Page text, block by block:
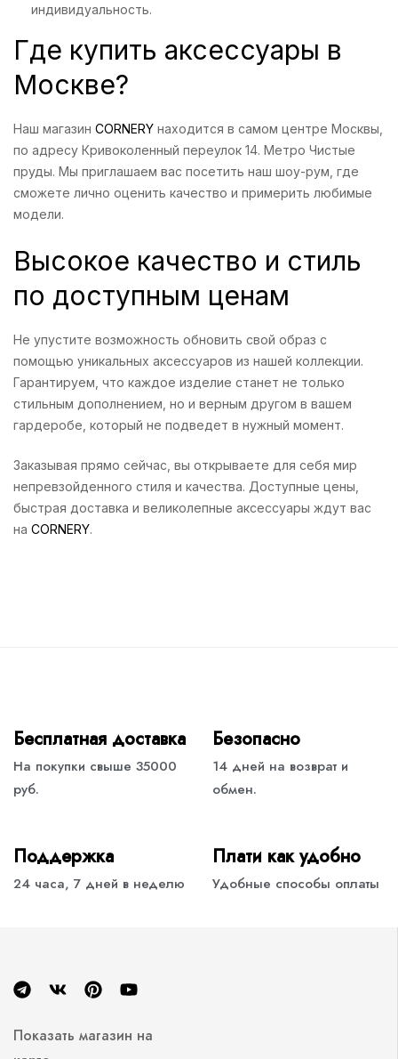
индивидуальность.
Где купить аксессуары в
Москве?
Наш магазин CORNERY находится в самом центре Москвы,
по адресу Кривоколенный переулок 14. Метро Чистые
пруды. Мы приглашаем вас посетить наш шоу-рум, где
сможете лично оценить качество и примерить любимые
модели.
Высокое качество и стиль
по доступным ценам
Не упустите возможность обновить свой образ с
помощью уникальных аксессуаров из нашей коллекции.
Гарантируем, что каждое изделие станет не только
стильным дополнением, но и верным другом в вашем
гардеробе, который не подведет в нужный момент.
Заказывая прямо сейчас, вы открываете для себя мир
непревзойденного стиля и качества. Доступные цены,
быстрая доставка и великолепные аксессуары ждут вас
на CORNERY.
Бесплатная доставка
На покупки свыше 35000
руб.
Безопасно
14 дней на возврат и
обмен.
Поддержка
24 часа, 7 дней в неделю
Плати как удобно
Удобные способы оплаты
Показать магазин на